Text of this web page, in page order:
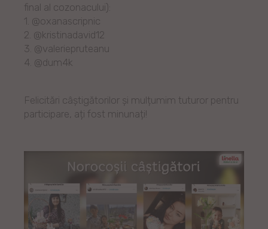
final al cozonacului):
1. @oxanascripnic
2. @kristinadavid12
3. @valeriepruteanu
4. @dum4k
Felicitări câștigătorilor și mulțumim tuturor pentru
participare, ați fost minunați!